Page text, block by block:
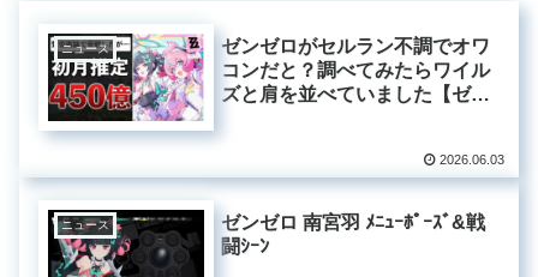
ニュース
ゼンゼロがセルラン不調でオワ
コンだと？調べてみたらワイル
ズと肩を並べていました【ゼン
2026.06.03
ニュース
ゼンゼロ 南宮羽 ﾒﾆｭｰﾎﾟｰｽﾞ&戦
闘ｼｰﾝ